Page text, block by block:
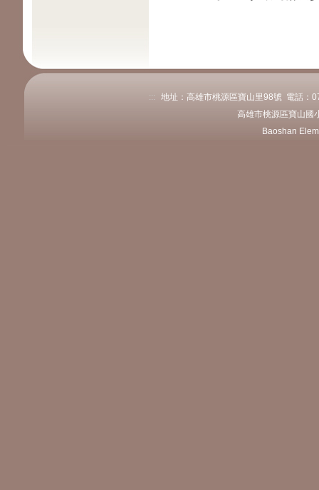
:::
地址：高雄市桃源區寶山里98號 電話
高雄市桃源區寶山國
Baoshan